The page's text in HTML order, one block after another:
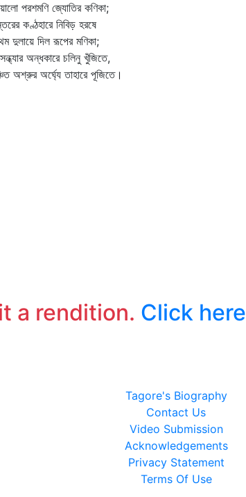
পরশমণি জ্যোতির কণিকা;
কণ্ঠহারে নিবিড় হরষে
দুলায়ে দিল রূপের মণিকা;
অন্ধকারে চলিনু খুঁজিতে,
অশ্রুর অর্ঘ্যে তাহারে পূজিতে।
a rendition. Click here
Tagore's Biography
Contact Us
Video Submission
Acknowledgements
Privacy Statement
Terms Of Use